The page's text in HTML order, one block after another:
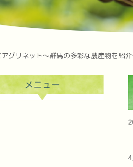
アグリネット～群馬の多彩な農産物を紹
メニュー